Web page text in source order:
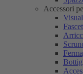
Accessori